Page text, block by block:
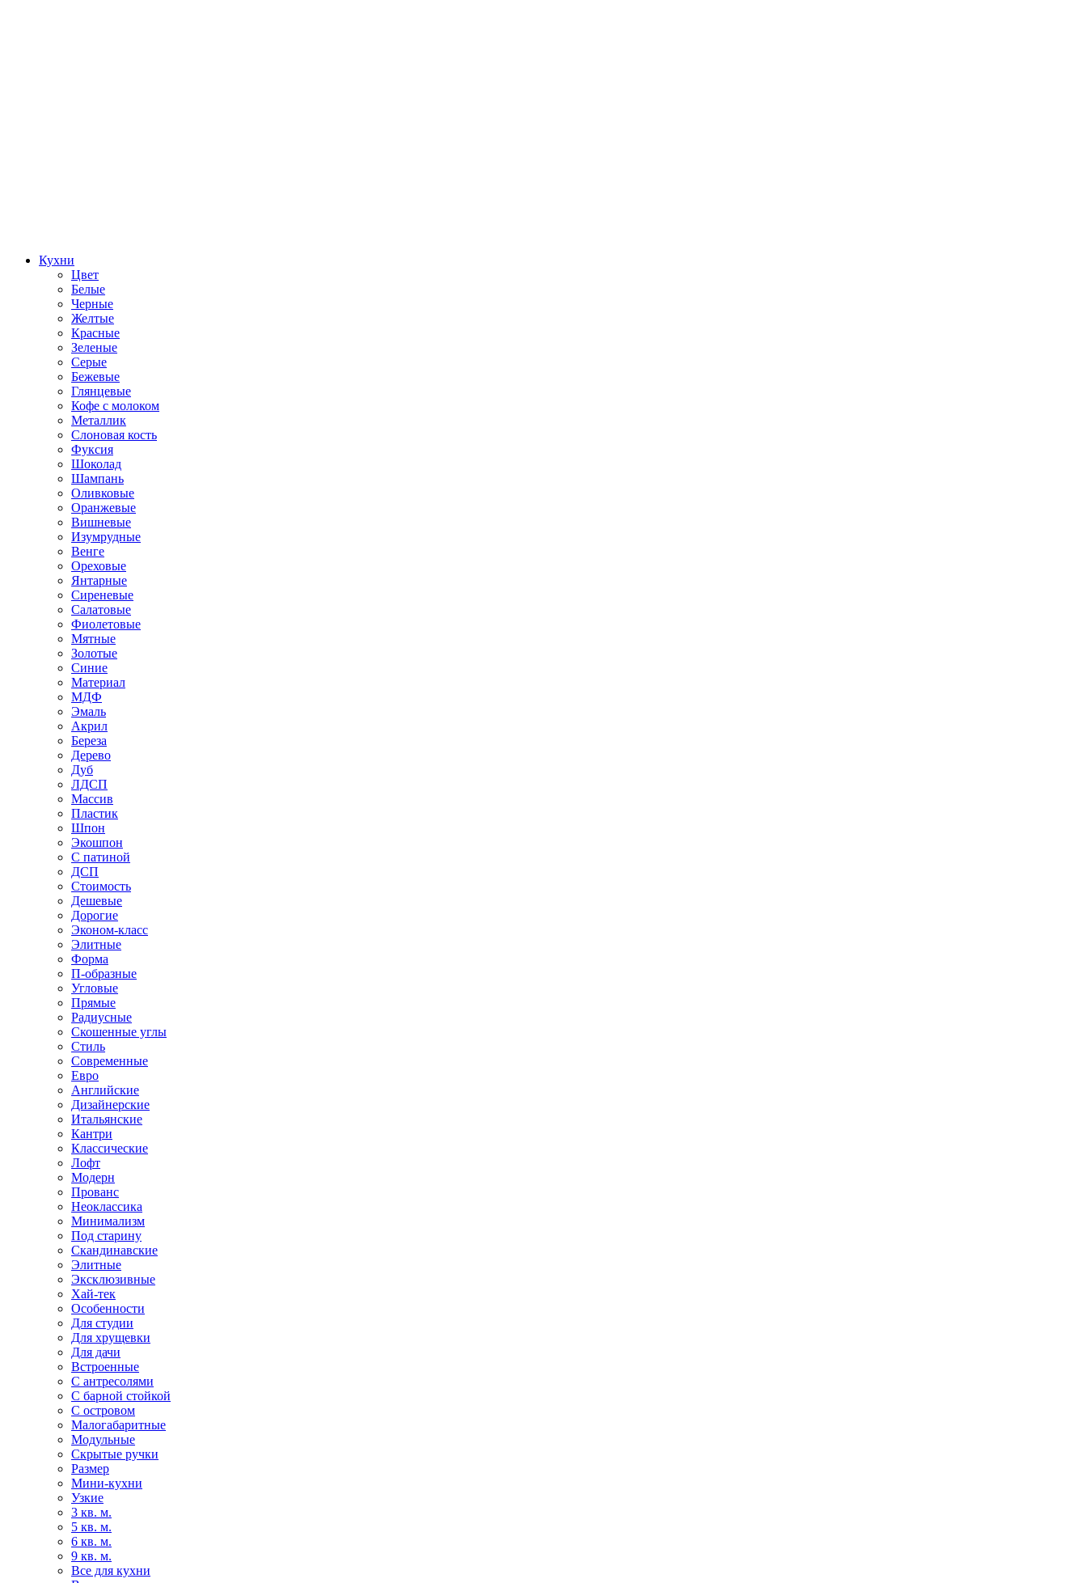
Кухни
Цвет
Белые
Черные
Желтые
Красные
Зеленые
Серые
Бежевые
Глянцевые
Кофе с молоком
Металлик
Слоновая кость
Фуксия
Шоколад
Шампань
Оливковые
Оранжевые
Вишневые
Изумрудные
Венге
Ореховые
Янтарные
Сиреневые
Салатовые
Фиолетовые
Мятные
Золотые
Синие
Материал
МДФ
Эмаль
Акрил
Береза
Дерево
Дуб
ЛДСП
Массив
Пластик
Шпон
Экошпон
С патиной
ДСП
Стоимость
Дешевые
Дорогие
Эконом-класс
Элитные
Форма
П-образные
Угловые
Прямые
Радиусные
Скошенные углы
Стиль
Современные
Евро
Английские
Дизайнерские
Итальянские
Кантри
Классические
Лофт
Модерн
Прованс
Неоклассика
Минимализм
Под старину
Скандинавские
Элитные
Эксклюзивные
Хай-тек
Особенности
Для студии
Для хрущевки
Для дачи
Встроенные
С антресолями
С барной стойкой
С островом
Малогабаритные
Модульные
Скрытые ручки
Размер
Мини-кухни
Узкие
3 кв. м.
5 кв. м.
6 кв. м.
9 кв. м.
Все для кухни